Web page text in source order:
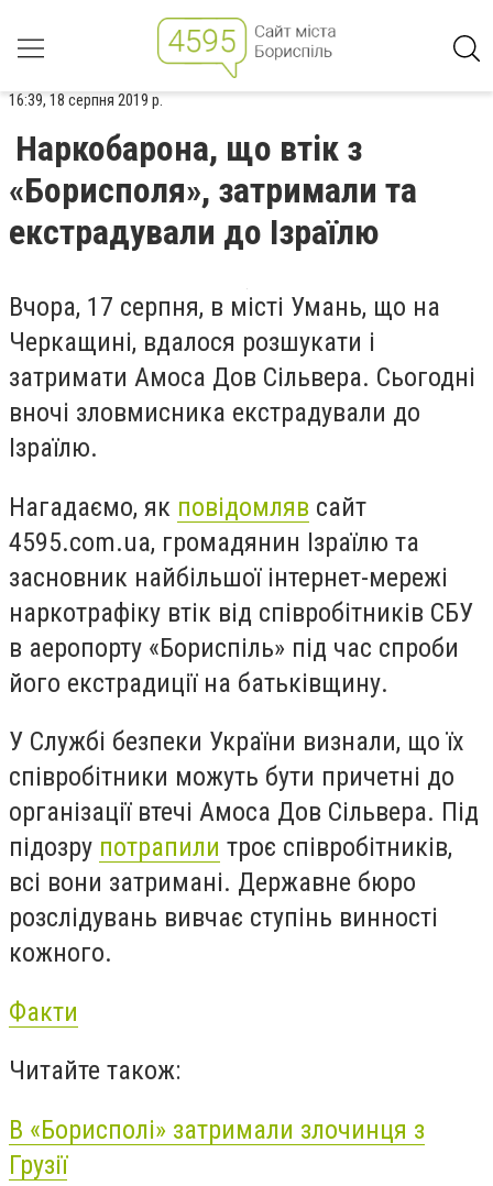
16:39, 18 серпня 2019 р.
Наркобарона, що втік з
«Борисполя», затримали та
екстрадували до Ізраїлю
Вчора, 17 серпня, в місті Умань, що на
Черкащині, вдалося розшукати і
затримати Амоса Дов Сільвера. Сьогодні
вночі зловмисника екстрадували до
Ізраїлю.
Нагадаємо, як повідомляв сайт
4595.com.ua, громадянин Ізраїлю та
засновник найбільшої інтернет-мережі
наркотрафіку втік від співробітників СБУ
в аеропорту «Бориспіль» під час спроби
його екстрадиції на батьківщину.
У Службі безпеки України визнали, що їх
співробітники можуть бути причетні до
організації втечі Амоса Дов Сільвера. Під
підозру потрапили троє співробітників,
всі вони затримані. Державне бюро
розслідувань вивчає ступінь винності
кожного.
Факти
Читайте також:
В «Борисполі» затримали злочинця з
Грузії